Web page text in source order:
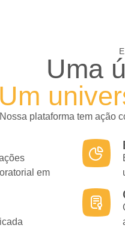
Uma
Um
Nossa plataforma tem ação
em